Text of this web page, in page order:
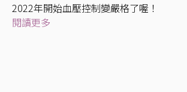
2022年開始血壓控制變嚴格了喔！
閱讀更多